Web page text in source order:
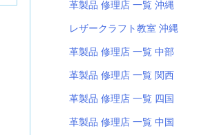
革製品 修理店 一覧 沖縄
レザークラフト教室 沖縄
革製品 修理店 一覧 中部
革製品 修理店 一覧 関西
革製品 修理店 一覧 四国
革製品 修理店 一覧 中国